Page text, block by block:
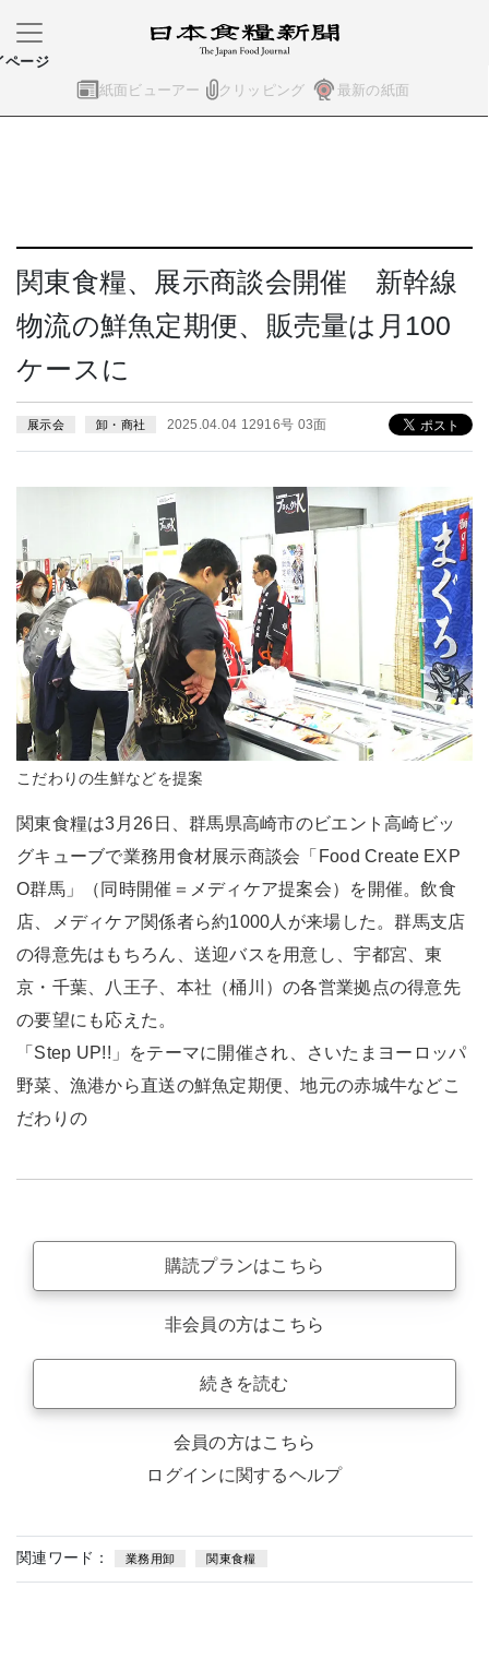
紙面ビューアー クリッピング 最新の紙面
ページ
関東食糧、展示商談会開催 新幹線
物流の鮮魚定期便、販売量は月100
ケースに
展示会 卸・商社 2025.04.04 12916号 03面
こだわりの生鮮などを提案
関東食糧は3月26日、群馬県高崎市のビエント高崎ビッ
グキューブで業務用食材展示商談会「Food Create EXP
O群馬」（同時開催＝メディケア提案会）を開催。飲食
店、メディケア関係者ら約1000人が来場した。群馬支店
の得意先はもちろん、送迎バスを用意し、宇都宮、東
京・千葉、八王子、本社（桶川）の各営業拠点の得意先
の要望にも応えた。
「Step UP!!」をテーマに開催され、さいたまヨーロッパ
野菜、漁港から直送の鮮魚定期便、地元の赤城牛などこ
だわりの
購読プランはこちら
非会員の方はこちら
続きを読む
会員の方はこちら
ログインに関するヘルプ
関連ワード： 業務用卸 関東食糧